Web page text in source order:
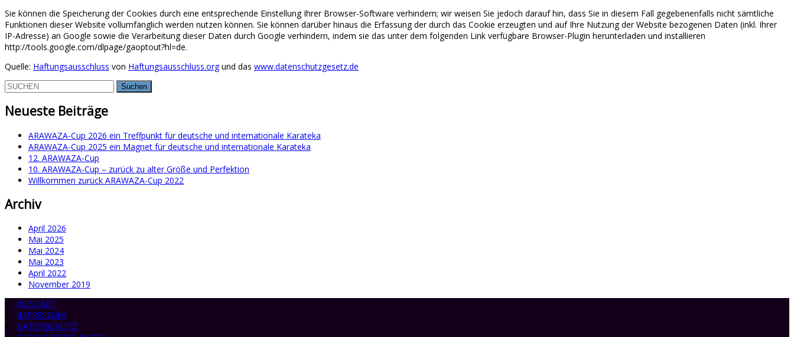
Sie können die Speicherung der Cookies durch eine entsprechende Einstellung Ihrer Browser-Software verhindern; wir weisen Sie jedoch darauf hin, dass Sie in diesem Fall gegebenenfalls nicht sämtliche
Funktionen dieser Website vollumfänglich werden nutzen können. Sie können darüber hinaus die Erfassung der durch das Cookie erzeugten und auf Ihre Nutzung der Website bezogenen Daten (inkl. Ihrer
IP-Adresse) an Google sowie die Verarbeitung dieser Daten durch Google verhindern, indem sie das unter dem folgenden Link verfügbare Browser-Plugin herunterladen und installieren
http://tools.google.com/dlpage/gaoptout?hl=de.
Quelle: Haftungsausschluss von Haftungsausschluss.orgund das www.datenschutzgesetz.de
Suchen
nach:
Neueste Beiträge
ARAWAZA-Cup 2026 ein Treffpunkt für deutsche und internationale Karateka
ARAWAZA-Cup 2025 ein Magnet für deutsche und internationale Karateka
12. ARAWAZA-Cup
10. ARAWAZA-Cup – zurück zu alter Größe und Perfektion
Willkommen zurück ARAWAZA-Cup 2022
Archiv
April 2026
Mai 2025
Mai 2024
Mai 2023
April 2022
November 2019
KONTAKT
IMPRESSUM
DATENSCHUTZ